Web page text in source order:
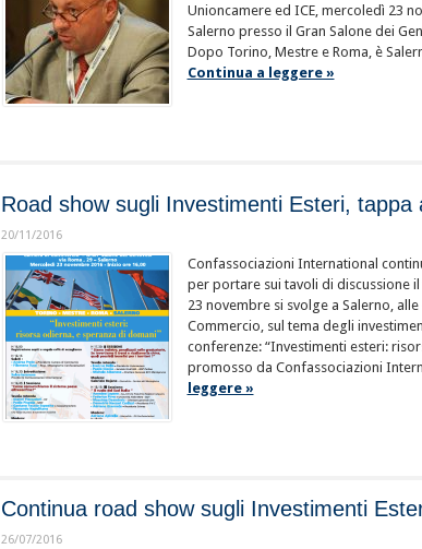
Unioncamere ed ICE, mercoledì 23
Salerno presso il Gran Salone dei
Dopo Torino, Mestre e Roma, è
Continua a leggere »
Road show sugli Investimenti Esteri, tappa
20/11/2016
Confassociazioni International
per portare sui tavoli di discussione
23 novembre si svolge a Salerno,
Commercio, sul tema degli
conferenze: “Investimenti esteri:
promosso da Confassociazioni
leggere »
Continua road show sugli Investimenti
26/07/2016